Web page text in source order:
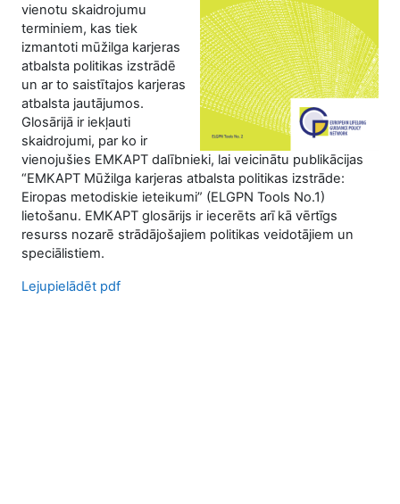
vienotu skaidrojumu
terminiem, kas tiek
izmantoti mūžilga karjeras
atbalsta politikas izstrādē
un ar to saistītajos karjeras
atbalsta jautājumos.
Glosārijā ir iekļauti
skaidrojumi, par ko ir
vienojušies EMKAPT dalībnieki, lai veicinātu publikācijas
“EMKAPT Mūžilga karjeras atbalsta politikas izstrāde:
Eiropas metodiskie ieteikumi” (ELGPN Tools No.1)
lietošanu. EMKAPT glosārijs ir iecerēts arī kā vērtīgs
resurss nozarē strādājošajiem politikas veidotājiem un
speciālistiem.
Lejupielādēt pdf